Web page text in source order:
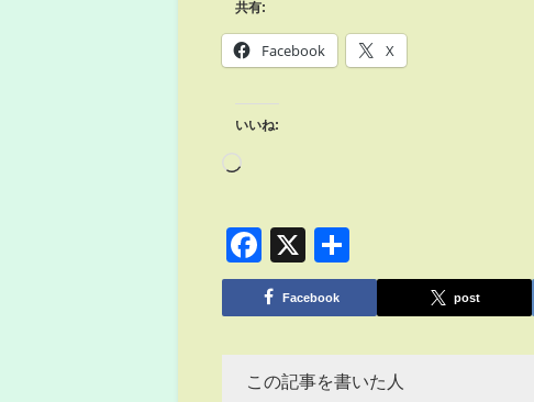
共有:
Facebook X
いいね:
Facebook
X
有
Facebook post
この記事を書いた人